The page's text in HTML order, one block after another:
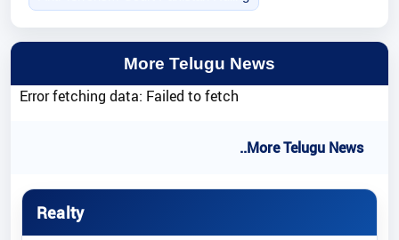
More Telugu News
Error fetching data: Failed to fetch
..More Telugu News
Realty